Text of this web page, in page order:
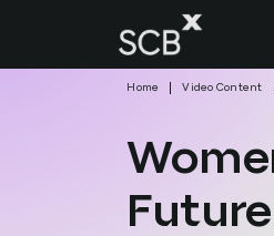
content
Women
Home Video Content
Future